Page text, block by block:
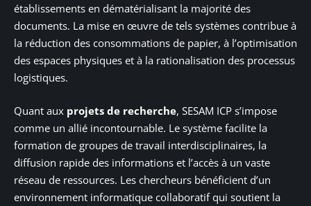
établissements en dématérialisant la majorité des
documents. La mise en œuvre de tels systèmes contribue à
la réduction des consommations de papier, à l’optimisation
des espaces physiques et à la rationalisation des processus
logistiques.
Quant aux projets de recherche, SESAM ICP s’impose
comme un allié incontournable. Le système facilite la
formation de groupes de travail interdisciplinaires, la
diffusion rapide des informations et l’accès à un vaste
réseau de ressources. Les chercheurs bénéficient d’un
environnement informatique collaboratif qui soutient la